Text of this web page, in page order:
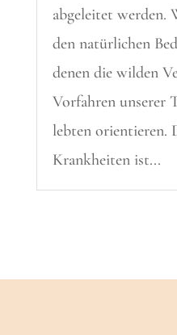
abgeleitet werden.
den natürlichen
denen die wilden
Vorfahren unserer
lebten orientieren.
Krankheiten ist...